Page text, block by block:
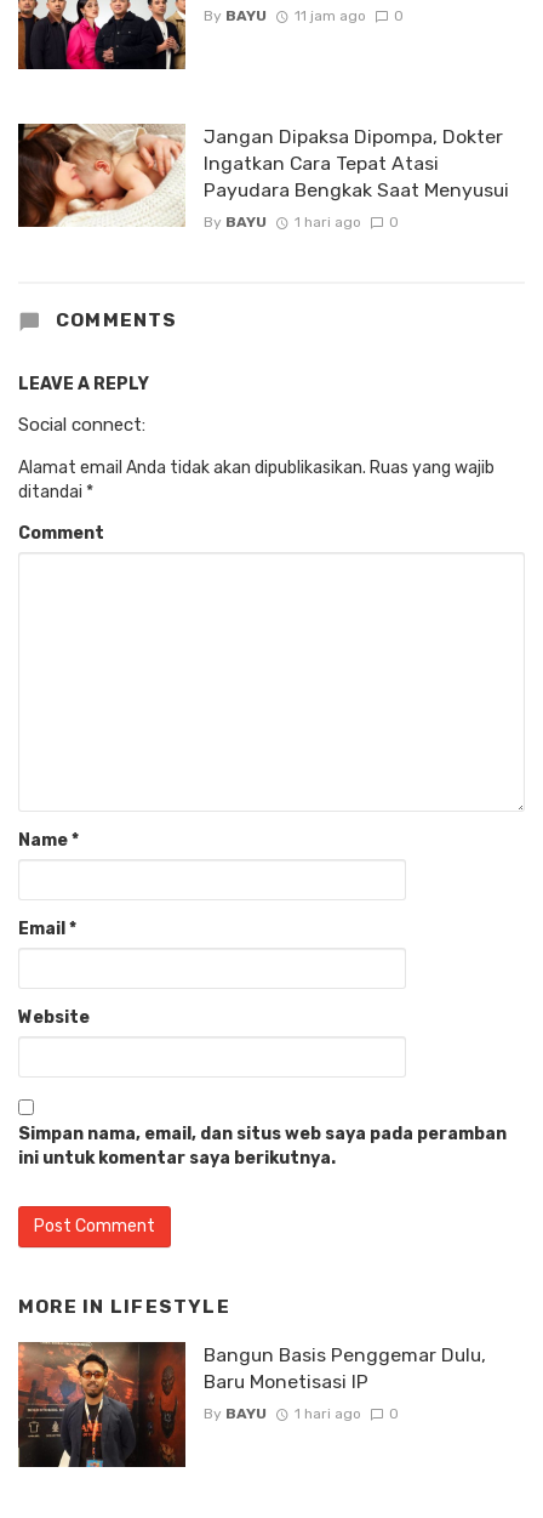
By BAYU 11 jam ago 0
Jangan Dipaksa Dipompa, Dokter
Ingatkan Cara Tepat Atasi
Payudara Bengkak Saat Menyusui
By BAYU 1 hari ago 0
COMMENTS
LEAVE A REPLY
Social connect:
Alamat email Anda tidak akan dipublikasikan. Ruas yang wajib
ditandai *
Comment
Name*
Email *
Website
Simpan nama, email, dan situs web saya pada peramban
ini untuk komentar saya berikutnya.
MORE IN LIFESTYLE
Bangun Basis Penggemar Dulu,
Baru Monetisasi IP
By BAYU 1 hari ago 0